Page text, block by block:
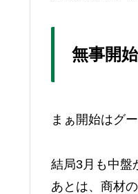
無事開
まぁ開始はグ
結局3月も中盤
あとは、商材